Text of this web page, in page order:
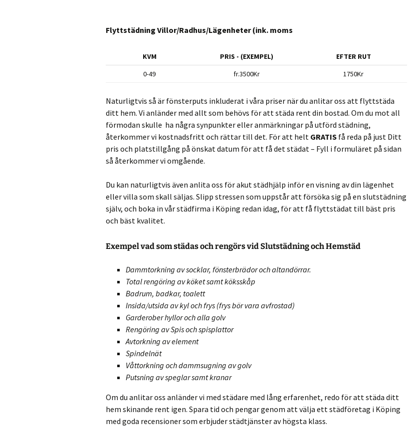
Flyttstädning Villor/Radhus/Lägenheter (ink. moms
KVM PRIS - (EXEMPEL)
EFTER RUT
0-49
fr.3500Kr 1750Kr
Naturligtvis så är fönsterputs inkluderat i våra priser när du anlitar oss att flyttstäda
ditt hem. Vi anländer med allt som behövs för att städa rent din bostad. Om du mot all
förmodan skulle ha några synpunkter eller anmärkningar på utförd städning,
återkommer vi kostnadsfritt och rättar till det. För att helt GRATIS få reda på just Ditt
pris och platstillgång på önskat datum för att få det städat – Fyll i formuläret på sidan
så återkommer vi omgående.
Du kan naturligtvis även anlita oss för akut städhjälp inför en visning av din lägenhet
eller villa som skall säljas. Slipp stressen som uppstår att försöka sig på en slutstädning
själv, och boka in vår städfirma i Köping redan idag, för att få flyttstädat till bäst pris
och bäst kvalitet.
Exempel vad som städas och rengörs vid Slutstädning och Hemstäd
Dammtorkning av socklar, fönsterbrädor och altandörrar.
Total rengöring av köket samt köksskåp
Badrum, badkar, toalett
Insida/utsida av kyl och frys (frys bör vara avfrostad)
Garderober hyllor och alla golv
Rengöring av Spis och spisplattor
Avtorkning av element
Spindelnät
Våttorkning och dammsugning av golv
Putsning av speglar samt kranar
Om du anlitar oss anländer vi med städare med lång erfarenhet, redo för att städa ditt
hem skinande rent igen. Spara tid och pengar genom att välja ett städföretag i Köping
med goda recensioner som erbjuder städtjänster av högsta klass.